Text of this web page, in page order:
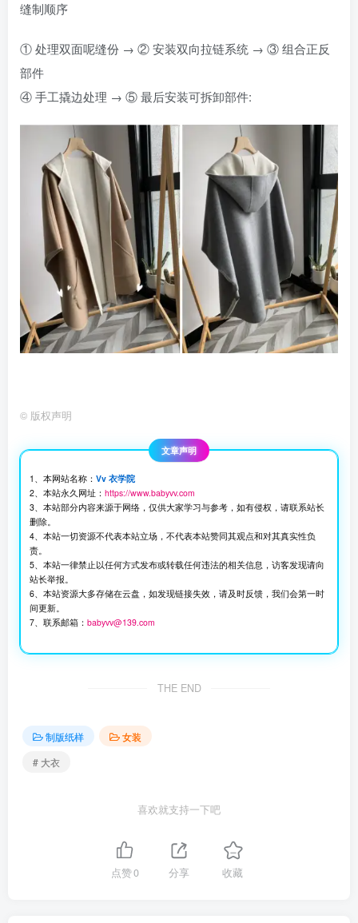
缝制顺序‌
① 处理双面呢缝份 → ② 安装双向拉链系统 → ③ 组合正反
部件
④ 手工撬边处理 → ⑤ 最后安装可拆卸部件:
© 版权声明
文章声明
1、本网站名称：Vv 衣学院
2、本站永久网址：https://www.babyvv.com
3、本站部分内容来源于网络，仅供大家学习与参考，如有侵权，请联系站长
删除。
4、本站一切资源不代表本站立场，不代表本站赞同其观点和对其真实性负
责。
5、本站一律禁止以任何方式发布或转载任何违法的相关信息，访客发现请向
站长举报。
6、本站资源大多存储在云盘，如发现链接失效，请及时反馈，我们会第一时
间更新。
7、联系邮箱：babyvv@139.com
THE END
制版纸样
女装
# 大衣
喜欢就支持一下吧
点赞0 分享 收藏